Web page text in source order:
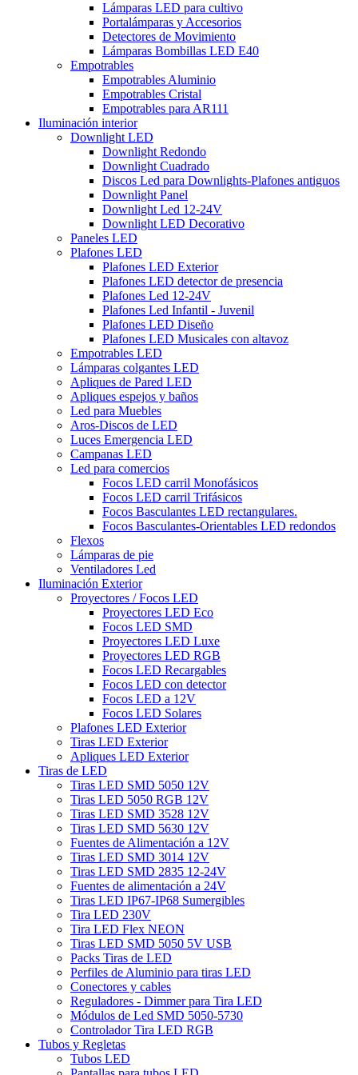
Lámparas LED para cultivo
Portalámparas y Accesorios
Detectores de Movimiento
Lámparas Bombillas LED E40
Empotrables
Empotrables Aluminio
Empotrables Cristal
Empotrables para AR111
Iluminación interior
Downlight LED
Downlight Redondo
Downlight Cuadrado
Discos Led para Downlights-Plafones antiguos
Downlight Panel
Downlight Led 12-24V
Downlight LED Decorativo
Paneles LED
Plafones LED
Plafones LED Exterior
Plafones LED detector de presencia
Plafones Led 12-24V
Plafones Led Infantil - Juvenil
Plafones LED Diseño
Plafones LED Musicales con altavoz
Empotrables LED
Lámparas colgantes LED
Apliques de Pared LED
Apliques espejos y baños
Led para Muebles
Aros-Discos de LED
Luces Emergencia LED
Campanas LED
Led para comercios
Focos LED carril Monofásicos
Focos LED carril Trifásicos
Focos Basculantes LED rectangulares.
Focos Basculantes-Orientables LED redondos
Flexos
Lámparas de pie
Ventiladores Led
Iluminación Exterior
Proyectores / Focos LED
Proyectores LED Eco
Focos LED SMD
Proyectores LED Luxe
Proyectores LED RGB
Focos LED Recargables
Focos LED con detector
Focos LED a 12V
Focos LED Solares
Plafones LED Exterior
Tiras LED Exterior
Apliques LED Exterior
Tiras de LED
Tiras LED SMD 5050 12V
Tiras LED 5050 RGB 12V
Tiras LED SMD 3528 12V
Tiras LED SMD 5630 12V
Fuentes de Alimentación a 12V
Tiras LED SMD 3014 12V
Tiras LED SMD 2835 12-24V
Fuentes de alimentación a 24V
Tiras LED IP67-IP68 Sumergibles
Tira LED 230V
Tira LED Flex NEON
Tiras LED SMD 5050 5V USB
Packs Tiras de LED
Perfiles de Aluminio para tiras LED
Conectores y cables
Reguladores - Dimmer para Tira LED
Módulos de Led SMD 5050-5730
Controlador Tira LED RGB
Tubos y Regletas
Tubos LED